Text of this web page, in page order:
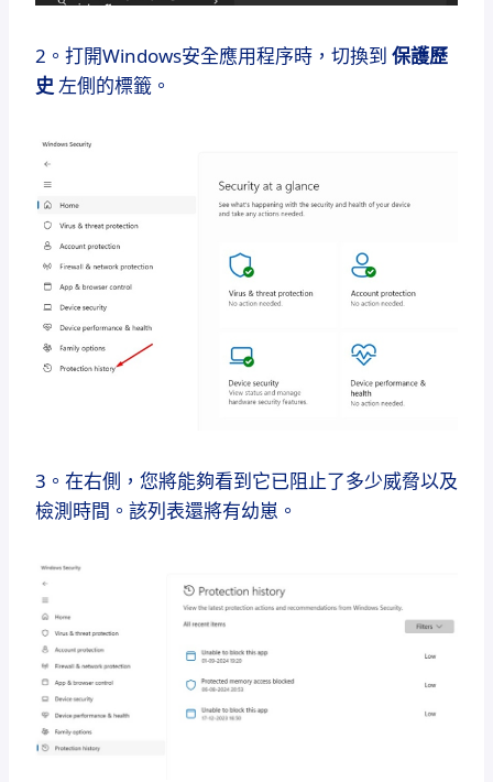
2。打開Windows安全應用程序時，切換到 保護歷
史 左側的標籤。
3。在右側，您將能夠看到它已阻止了多少威脅以及
檢測時間。該列表還將有幼崽。